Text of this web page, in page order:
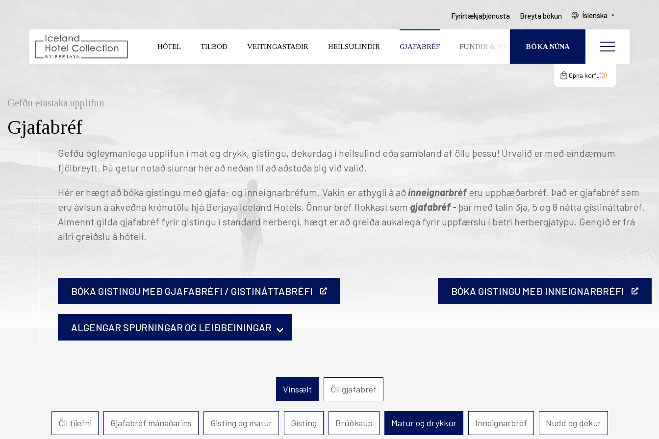
Fyrirtækjaþjónusta Breyta bókun Íslenska
HÓTEL TILBOÐ VEITINGASTAÐIR HEILSULINDIR GJAFABRÉF FUNDIR & VIÐBURÐIR UM OKKUR
BÓKA NÚNA
REYKJAVIK CAPITAL
Alda Hótel Reykjavík
Reykjavík Marina
Reykjavík Konsúlat hótel
Canopy by Hilton Reykjavik
City Centre
Hilton Reykjavík Nordica
SOUTH ICELAND
Höfn
NORTH ICELAND
Akureyri
EAST ICELAND
Hérað
Breyta bókun
Opna körfu 0
Karfan þín
Gefðu einstaka upplifun
Gjafabréf
Gefðu ógleymanlega upplifun í mat og drykk, gistingu, dekurdag í heilsulind eða sambland af öllu þessu! Úrvalið er með eindæmum
fjölbreytt. Þú getur notað síurnar hér að neðan til að aðstoða þig við valið.
Hér er hægt að bóka gistingu með gjafa- og inneignarbréfum. Vakin er athygli á að inneignarbréf eru upphæðarbréf. Það er gjafabréf sem
eru ávísun á ákveðna krónutölu hjá Berjaya Iceland Hotels. Önnur bréf flokkast sem gjafabréf - þar með talin 3ja, 5 og 8 nátta gistináttabréf.
Almennt gilda gjafabréf fyrir gistingu í standard herbergi, hægt er að greiða aukalega fyrir uppfærslu í betri herbergjatýpu. Gengið er frá
allri greiðslu á hóteli.
BÓKA GISTINGU MEÐ GJAFABRÉFI / GISTINÁTTABRÉFI BÓKA GISTINGU MEÐ INNEIGNARBRÉFI
ALGENGAR SPURNINGAR OG LEIÐBEININGAR
Hvernig fæ ég gjafabréfið afhent?
Vinsælt Öll gjafabréf
Öll tilefni Gjafabréf mánaðarins Gisting og matur Gisting Brúðkaup Matur og drykkur Inneignarbréf Nudd og dekur